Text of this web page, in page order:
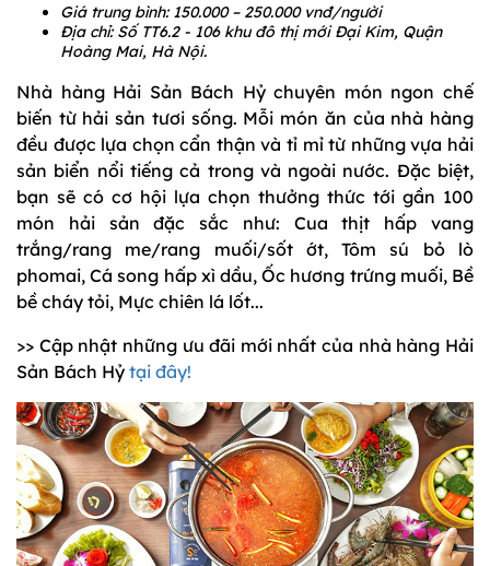
Giá trung bình: 150.000 – 250.000 vnđ/người
Địa chỉ: Số TT6.2 - 106 khu đô thị mới Đại Kim, Quận
Hoàng Mai, Hà Nội.
Nhà hàng Hải Sản Bách Hỷ chuyên món ngon chế
biến từ hải sản tươi sống. Mỗi món ăn của nhà hàng
đều được lựa chọn cẩn thận và tỉ mỉ từ những vựa hải
sản biển nổi tiếng cả trong và ngoài nước. Đặc biệt,
bạn sẽ có cơ hội lựa chọn thưởng thức tới gần 100
món hải sản đặc sắc như: Cua thịt hấp vang
trắng/rang me/rang muối/sốt ớt, Tôm sú bỏ lò
phomai, Cá song hấp xì dầu, Ốc hương trứng muối, Bề
bề cháy tỏi, Mực chiên lá lốt...
>> Cập nhật những ưu đãi mới nhất của nhà hàng Hải
Sản Bách Hỷ tại đây!